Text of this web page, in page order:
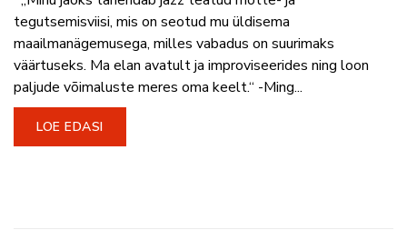
tegutsemisviisi, mis on seotud mu üldisema
maailmanägemusega, milles vabadus on suurimaks
väärtuseks. Ma elan avatult ja improviseerides ning loon
paljude võimaluste meres oma keelt.“ -Ming...
LOE EDASI